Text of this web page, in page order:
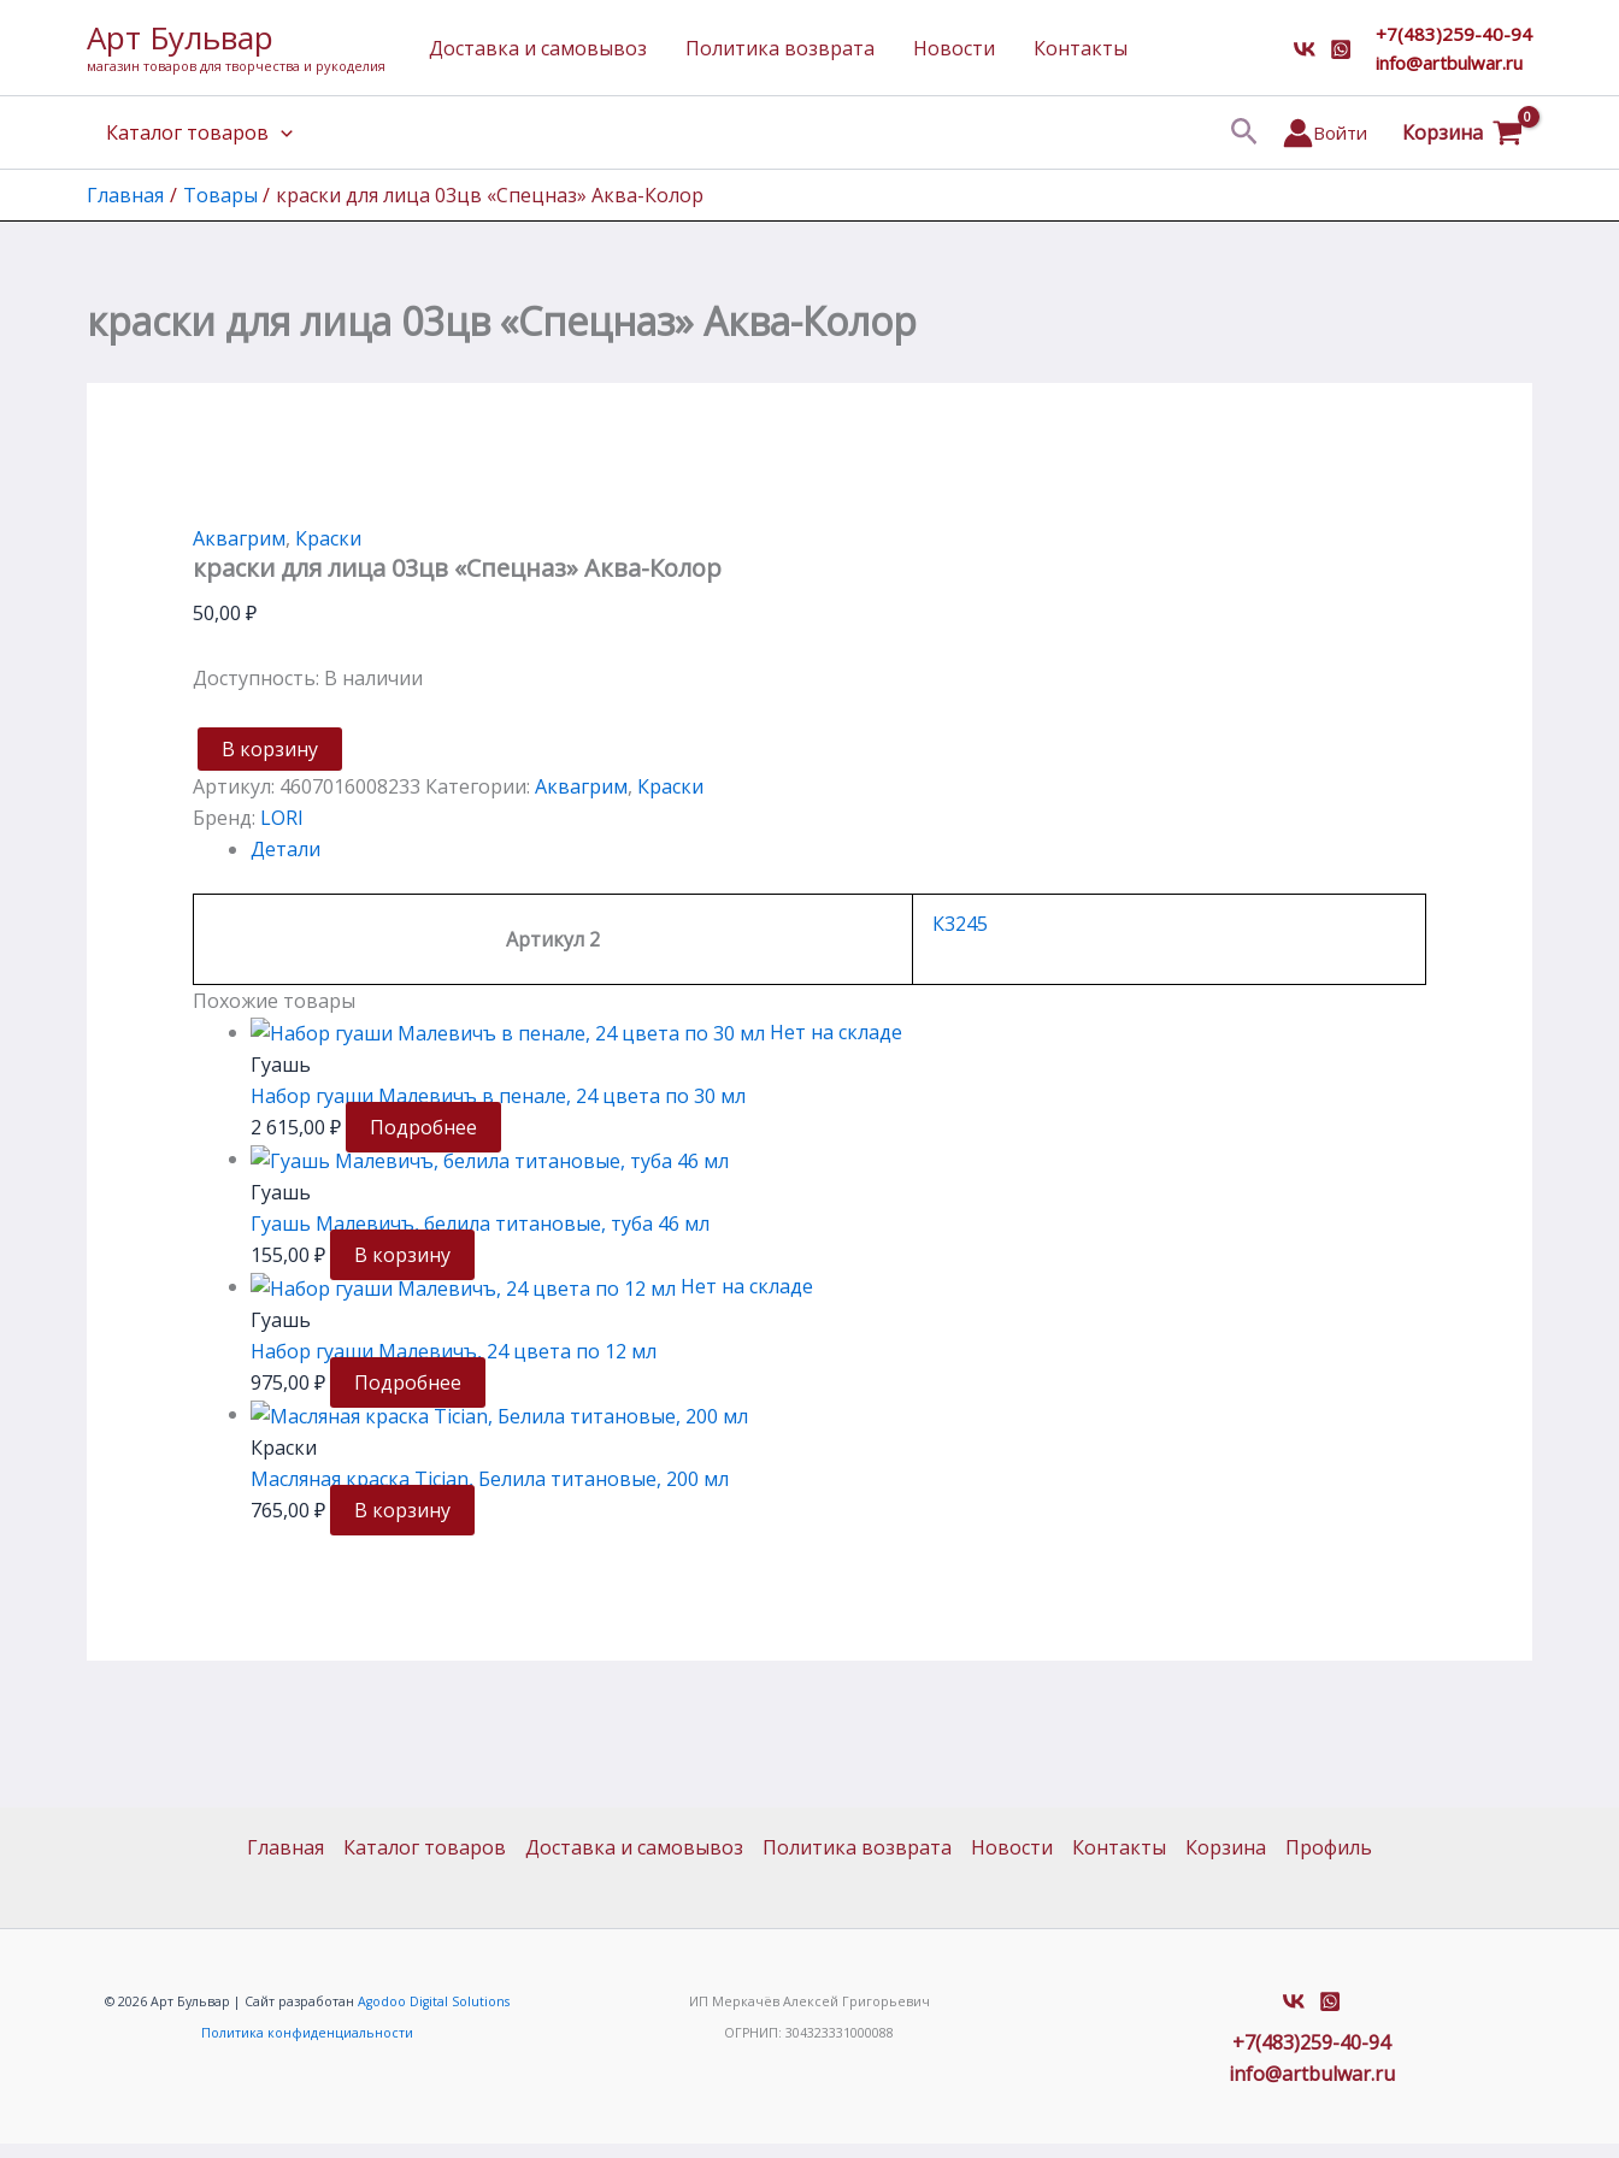
содержимому
Арт Бульвар
магазин товаров для творчества и рукоделия
Доставка и самовывоз Политика возврата Новости Контакты
+7(483)259-40-94
info@artbulwar.ru
Каталог товаров ПоискВойти Корзина
Главная Товары краски для лица 03цв «Спецназ» Аква-Колор
краски для лица 03цв «Спецназ» Аква-Колор
Аквагрим, Краски
краски для лица 03цв «Спецназ» Аква-Колор
50,00 ₽
Доступность: В наличии
товара
краски
03цв
Колор
В корзину
Артикул: 4607016008233 Категории: Аквагрим, Краски
Бренд: LORI
Детали
Артикул 2
К3245
Похожие товары
Нет на складе
Гуашь
Набор гуаши Малевичъ в пенале, 24 цвета по 30 мл
2 615,00 ₽ Подробнее
Гуашь
Гуашь Малевичъ, белила титановые, туба 46 мл
155,00 ₽
В корзину
Нет на складе
Гуашь
Набор гуаши Малевичъ, 24 цвета по 12 мл
975,00 ₽ Подробнее
Краски
Масляная краска Tician, Белила титановые, 200 мл
765,00 ₽ В корзину
Главная Каталог товаров Доставка и самовывоз Политика возврата Новости Контакты Корзина Профиль
© 2026 Арт Бульвар | Сайт разработанAgodoo Digital Solutions
Политика конфиденциальности
ИП Меркачёв Алексей Григорьевич
ОГРНИП: 304323331000088
+7(483)259-40-94
info@artbulwar.ru